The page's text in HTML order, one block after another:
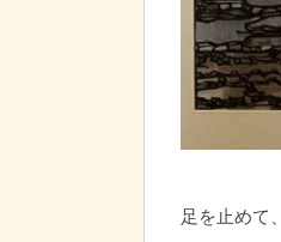
足を止めて